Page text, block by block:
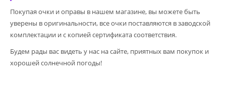
Покупая очки и оправы в нашем магазине, вы можете быть
уверены в оригинальности, все очки поставляются в заводской
комплектации и с копией сертификата соответствия.
Будем рады вас видеть у нас на сайте, приятных вам покупок и
хорошей солнечной погоды!